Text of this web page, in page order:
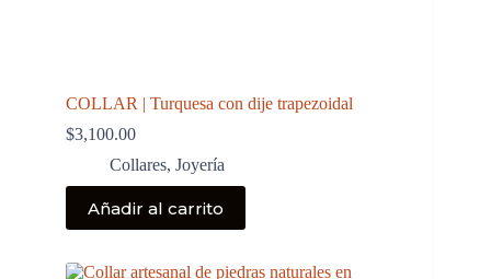
COLLAR | Turquesa con dije trapezoidal
$3,100.00
Collares, Joyería
Añadir al carrito